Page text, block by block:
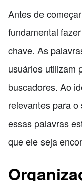
Antes de
fundamental
chave. As
usuários utilizam
buscadores. Ao
relevantes para
essas palavras
que ele seja